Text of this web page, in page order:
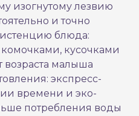
изогнутому лезвию
и точно
блюда:
кусочками
возраста малыша
экспресс-
времени и эко-
потребления воды